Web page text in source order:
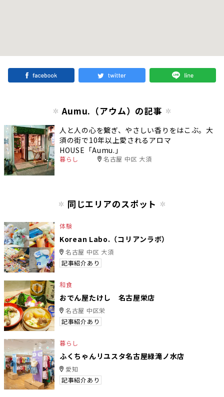
Aumu.（アウム）の記事
人と人の心を繋ぎ、やさしい香りをはこぶ。大
須の街で10年以上愛されるアロマ
HOUSE「Aumu.」
暮らし 名古屋 中区 大須
同じエリアのスポット
体験
Korean Labo.（コリアンラボ）
名古屋 中区 大須
記事紹介あり
和食
おでん屋たけし 名古屋栄店
名古屋 中区栄
記事紹介あり
暮らし
ふくちゃんリユスタ名古屋緑滝ノ水店
愛知
記事紹介あり